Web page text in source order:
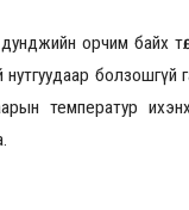
орчим байх
нутгуудаар
температур